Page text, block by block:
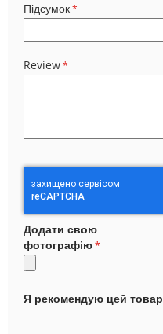
Підсумок
Review
Додати свою
фотографію
Я рекомендую цей товар